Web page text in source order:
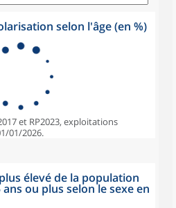
selon l'âge (en %)
et RP2023, exploitations
01/2026.
élevé de la population
ou plus selon le sexe en